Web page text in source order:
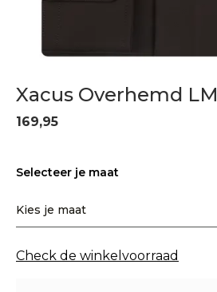
Xacus Overhemd LM
169,95
Selecteer je maat
Kies je maat
Check de winkelvoorraad